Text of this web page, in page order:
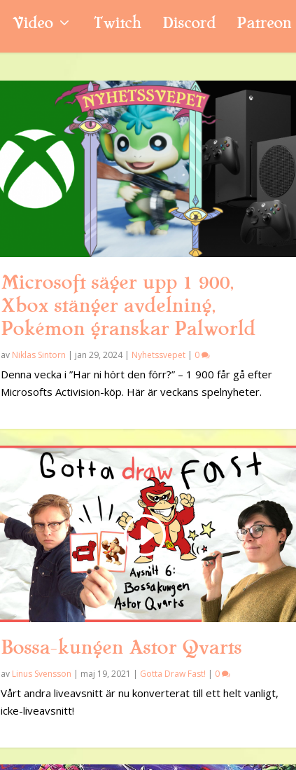
Video Twitch Discord Patreon
Microsoft säger upp 1 900,
Xbox stänger avdelning,
Pokémon granskar Palworld
av Niklas Sintorn | jan 29, 2024| Nyhetssvepet| 0
Denna vecka i ”Har ni hört den förr?” – 1 900 får gå efter
Microsofts Activision-köp. Här är veckans spelnyheter.
Bossa-kungen Astor Qvarts
av Linus Svensson | maj 19, 2021 | Gotta Draw Fast! | 0
Vårt andra liveavsnitt är nu konverterat till ett helt vanligt,
icke-liveavsnitt!